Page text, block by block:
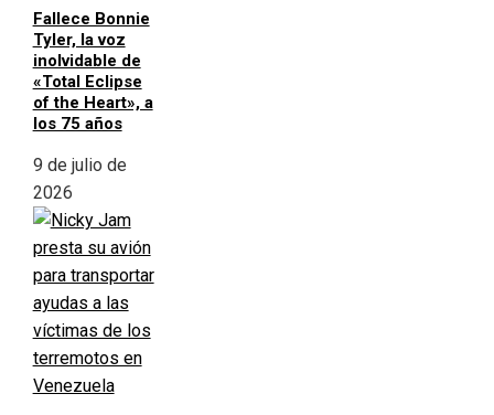
Fallece Bonnie
Tyler, la voz
inolvidable de
«Total Eclipse
of the Heart», a
los 75 años
9 de julio de
2026